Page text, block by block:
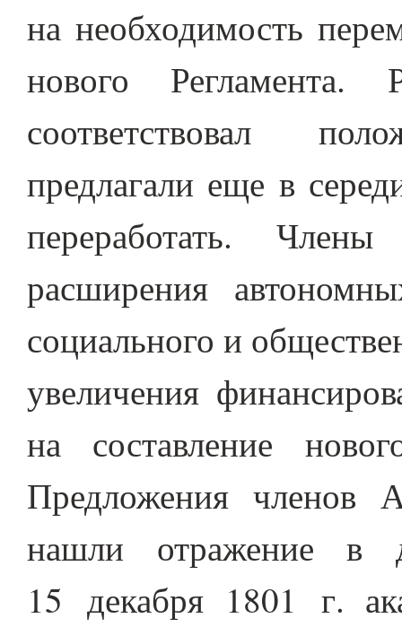
на необходимость
нового
соответствовал
предлагали еще в
переработать.
расширения
социального и
увеличения
на составление
Предложения членов
нашли отражение в
15 декабря 1801 г.